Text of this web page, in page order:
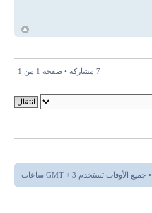
7 مشاركة • صفحة 1 من 1
• جميع الأوقات تستخدم GMT + 3 ساعات